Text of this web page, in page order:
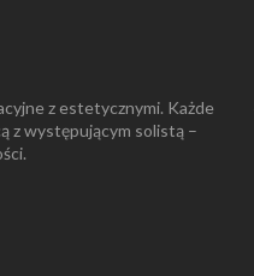
z estetycznymi. Każde
z występującym solistą –